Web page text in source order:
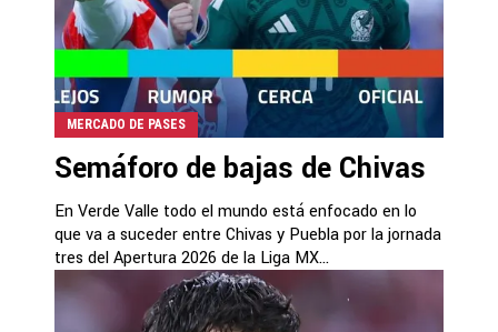
MERCADO DE PASES
Semáforo de bajas de Chivas
En Verde Valle todo el mundo está enfocado en lo
que va a suceder entre Chivas y Puebla por la jornada
tres del Apertura 2026 de la Liga MX...